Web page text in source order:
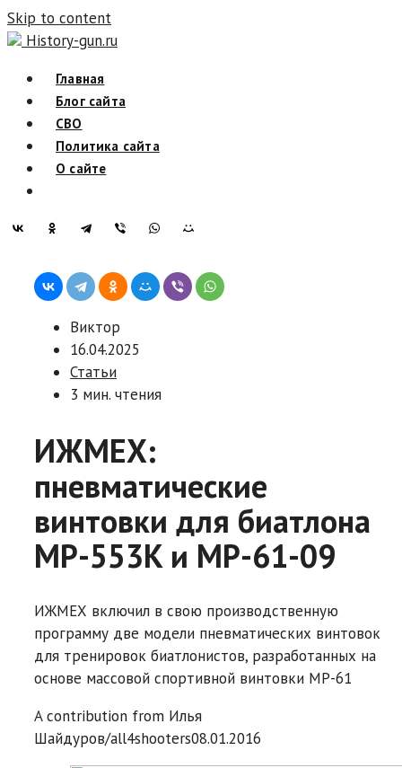
Skip to content
History-gun.ru
Главная
Блог сайта
СВО
Политика сайта
О сайте
Виктор
16.04.2025
Статьи
3 мин. чтения
ИЖМЕХ:
пневматические
винтовки для биатлона
MP-553K и MP-61-09
ИЖМЕХ включил в свою производственную
программу две модели пневматических винтовок
для тренировок биатлонистов, разработанных на
основе массовой спортивной винтовки MP-61
A contribution from Илья
Шайдуров/all4shooters08.01.2016